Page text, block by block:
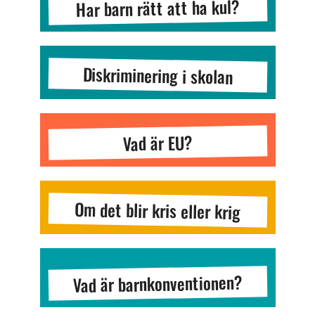
Vad är barnkonventionen?
Har barn rätt att ha kul?
Diskriminering i skolan
Vad är EU?
Om det blir kris eller krig